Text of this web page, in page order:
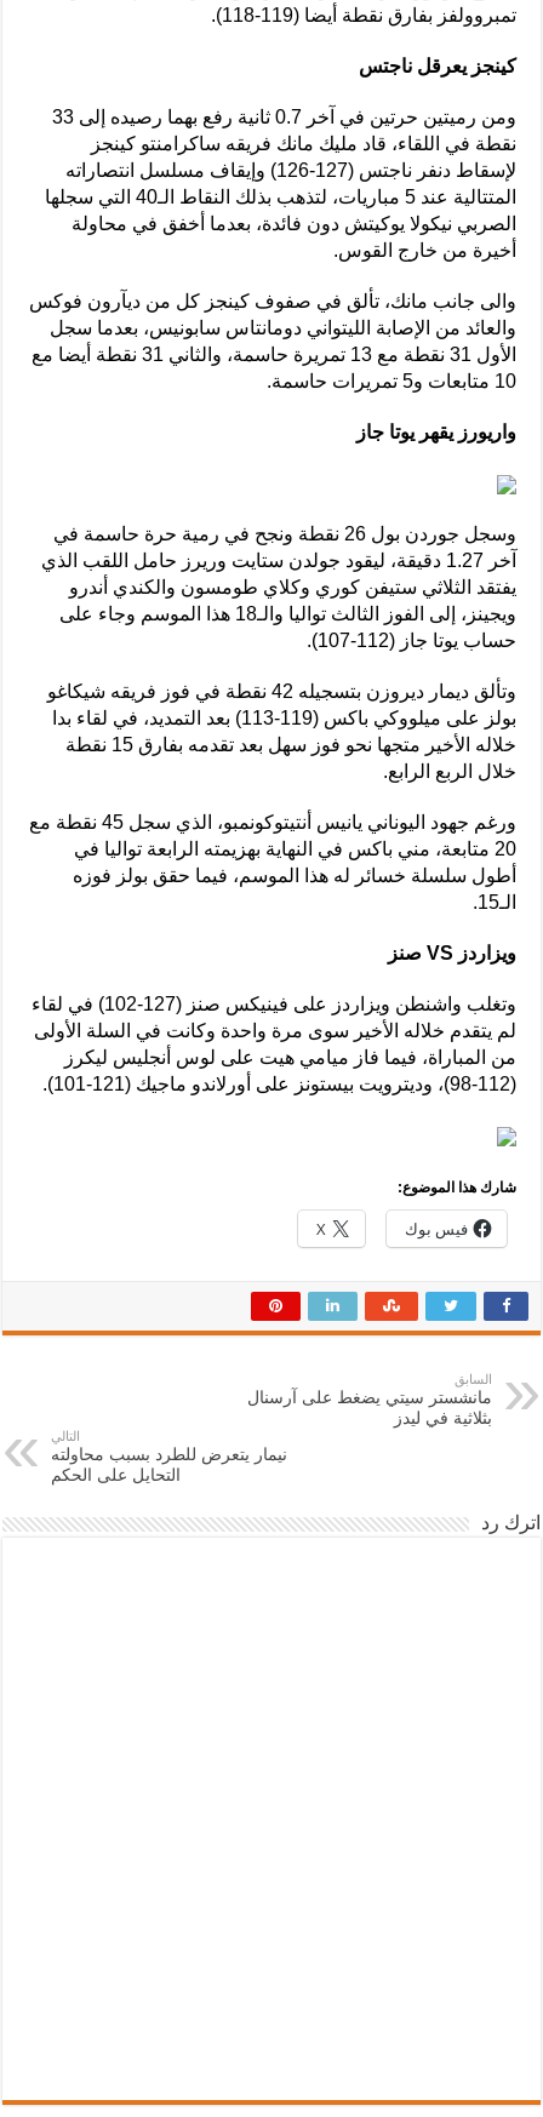
تمبروولفز بفارق نقطة أيضا (119-118).
كينجز يعرقل ناجتس
ومن رميتين حرتين في آخر 0.7 ثانية رفع بهما رصيده إلى 33
نقطة في اللقاء، قاد مليك مانك فريقه ساكرامنتو كينجز
لإسقاط دنفر ناجتس (127-126) وإيقاف مسلسل انتصاراته
المتتالية عند 5 مباريات، لتذهب بذلك النقاط الـ40 التي سجلها
الصربي نيكولا يوكيتش دون فائدة، بعدما أخفق في محاولة
أخيرة من خارج القوس.
والى جانب مانك، تألق في صفوف كينجز كل من ديآرون فوكس
والعائد من الإصابة الليتواني دومانتاس سابونيس، بعدما سجل
الأول 31 نقطة مع 13 تمريرة حاسمة، والثاني 31 نقطة أيضا مع
10 متابعات و5 تمريرات حاسمة.
واريورز يقهر يوتا جاز
وسجل جوردن بول 26 نقطة ونجح في رمية حرة حاسمة في
آخر 1.27 دقيقة، ليقود جولدن ستايت وريرز حامل اللقب الذي
يفتقد الثلاثي ستيفن كوري وكلاي طومسون والكندي أندرو
ويجينز، إلى الفوز الثالث تواليا والـ18 هذا الموسم وجاء على
حساب يوتا جاز (112-107).
وتألق ديمار ديروزن بتسجيله 42 نقطة في فوز فريقه شيكاغو
بولز على ميلووكي باكس (119-113) بعد التمديد، في لقاء بدا
خلاله الأخير متجها نحو فوز سهل بعد تقدمه بفارق 15 نقطة
خلال الربع الرابع.
ورغم جهود اليوناني يانيس أنتيتوكونمبو، الذي سجل 45 نقطة مع
20 متابعة، مني باكس في النهاية بهزيمته الرابعة تواليا في
أطول سلسلة خسائر له هذا الموسم، فيما حقق بولز فوزه
الـ15.
ويزاردز VS صنز
وتغلب واشنطن ويزاردز على فينيكس صنز (127-102) في لقاء
لم يتقدم خلاله الأخير سوى مرة واحدة وكانت في السلة الأولى
من المباراة، فيما فاز ميامي هيت على لوس أنجليس ليكرز
(112-98)، وديترويت بيستونز على أورلاندو ماجيك (121-101).
شارك هذا الموضوع:
فيس بوك X
السابق
مانشستر سيتي يضغط على آرسنال
بثلاثية في ليدز
التالي
نيمار يتعرض للطرد بسبب محاولته
التحايل على الحكم
اترك رد